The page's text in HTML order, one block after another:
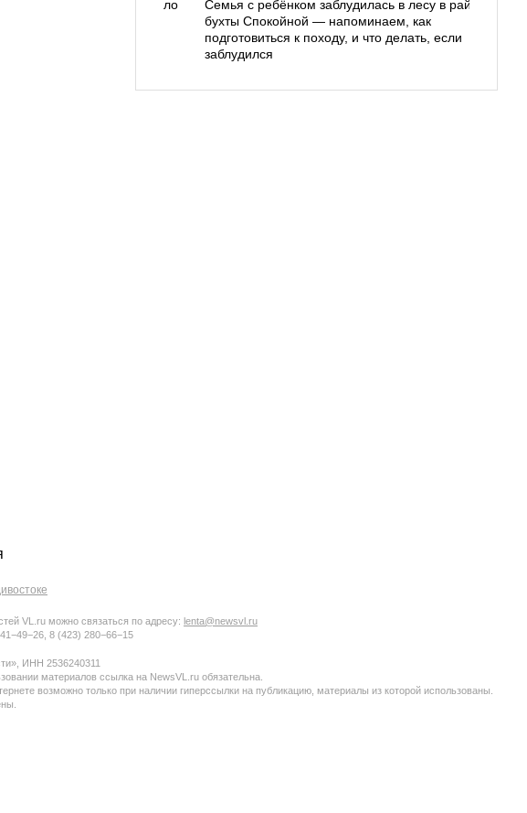
снова подорожало
Семья с ребёнком заблудилась в лесу в районе
бухты Спокойной — напоминаем, как
подготовиться к походу, и что делать, если
заблудился
VL.ru можно связаться по адресу: lenta@newsvl.ru
8 (423) 280−66−15
ИНН 2536240311
материалов ссылка на NewsVL.ru обязательна.
возможно только при наличии гиперссылки на публикацию, материалы из которой использованы.